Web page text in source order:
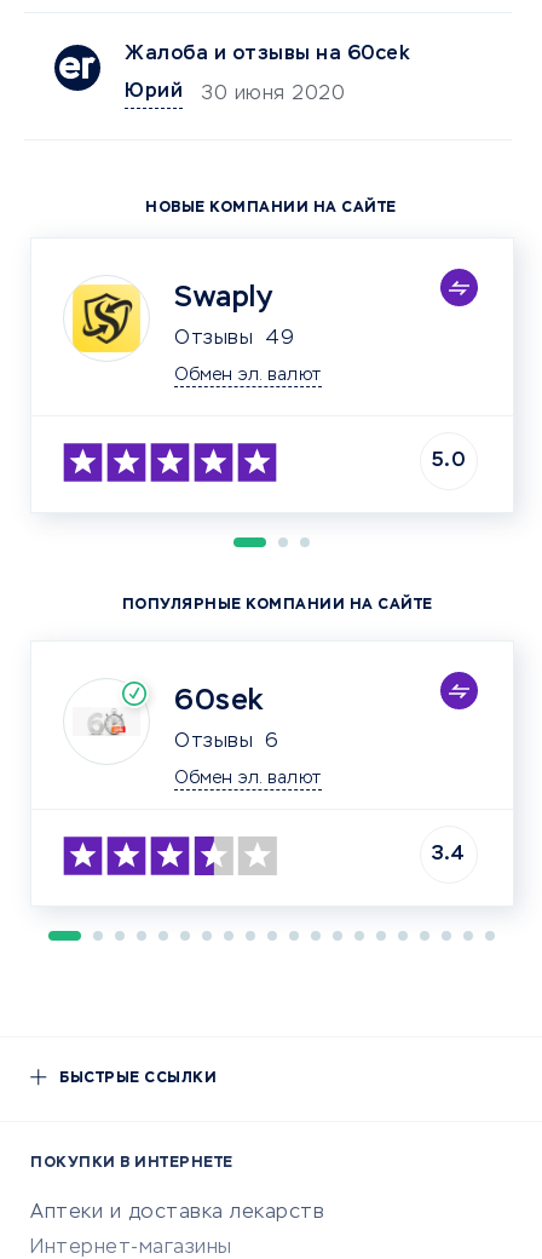
Жалоба и отзывы на 60cek
Юрий
30 июня 2020
НОВЫЕ КОМПАНИИ НА САЙТЕ
Swaply
Отзывы 49
Обмен эл. валют
5.0
ПОПУЛЯРНЫЕ КОМПАНИИ НА САЙТЕ
60sek
Отзывы 6
Обмен эл. валют
3.4
БЫСТРЫЕ ССЫЛКИ
ПОКУПКИ В ИНТЕРНЕТЕ
Аптеки и доставка лекарств
Интернет-магазины